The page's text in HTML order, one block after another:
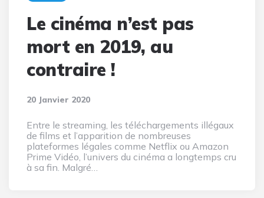
Le cinéma n’est pas
mort en 2019, au
contraire !
20 Janvier 2020
Entre le streaming, les téléchargements illégaux
de films et l’apparition de nombreuses
plateformes légales comme Netflix ou Amazon
Prime Vidéo, l’univers du cinéma a longtemps cru
à sa fin. Malgré…